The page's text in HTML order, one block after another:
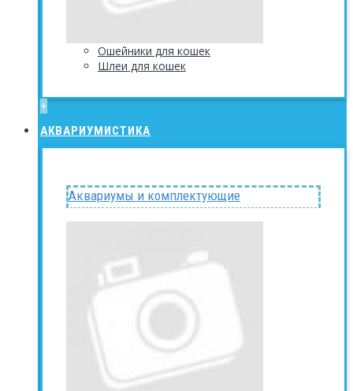
Ошейники для кошек
Шлеи для кошек
+
АКВАРИУМИСТИКА
Аквариумы и комплектующие